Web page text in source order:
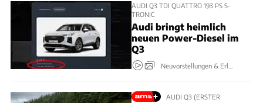
AUDI Q3 TDI QUATTRO 193 PS S-
TRONIC
Audi bringt heimlich
neuen Power-Diesel im
Q3
Neuvorstellungen & Erlkönige
AUDI Q3 (ERSTER